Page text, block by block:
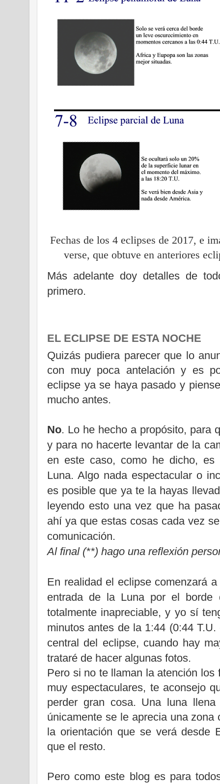
Fechas de los 4 eclipses de 2017, e
verse, que obtuve en anteriores
Más adelante doy detalles de
primero.
EL ECLIPSE DE ESTA NOCHE
Quizás pudiera parecer que lo
con muy poca antelación y es
eclipse ya se haya pasado y
mucho antes.
No. Lo he hecho a propósito, para
y para no hacerte levantar de la
en este caso, como he dicho,
Luna. Algo nada espectacular o
es posible que ya te la hayas
leyendo esto una vez que ha
ahí ya que estas cosas cada vez
comunicación.
Al final (**) hago una reflexión
En realidad el eclipse comenzará
entrada de la Luna por el borde
totalmente inapreciable, y yo sí
minutos antes de la 1:44 (0:44
central del eclipse, cuando hay
trataré de hacer algunas fotos.
Pero si no te llaman la atención
muy espectaculares, te aconsejo
perder gran cosa. Una luna
únicamente se le aprecia una
la orientación que se verá desde
que el resto.
Pero como este blog es para